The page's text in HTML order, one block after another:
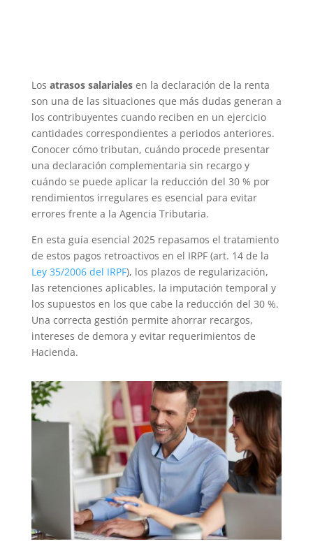
Los atrasos salarialesen la declaración de la renta
son una de las situaciones que más dudas generan a
los contribuyentes cuando reciben en un ejercicio
cantidades correspondientes a periodos anteriores.
Conocer cómo tributan, cuándo procede presentar
una declaración complementaria sin recargo y
cuándo se puede aplicar la reducción del 30 % por
rendimientos irregulares es esencial para evitar
errores frente a la Agencia Tributaria.
En esta guía esencial 2025 repasamos el tratamiento
de estos pagos retroactivos en el IRPF (art. 14 de la
Ley 35/2006 del IRPF), los plazos de regularización,
las retenciones aplicables, la imputación temporal y
los supuestos en los que cabe la reducción del 30 %.
Una correcta gestión permite ahorrar recargos,
intereses de demora y evitar requerimientos de
Hacienda.